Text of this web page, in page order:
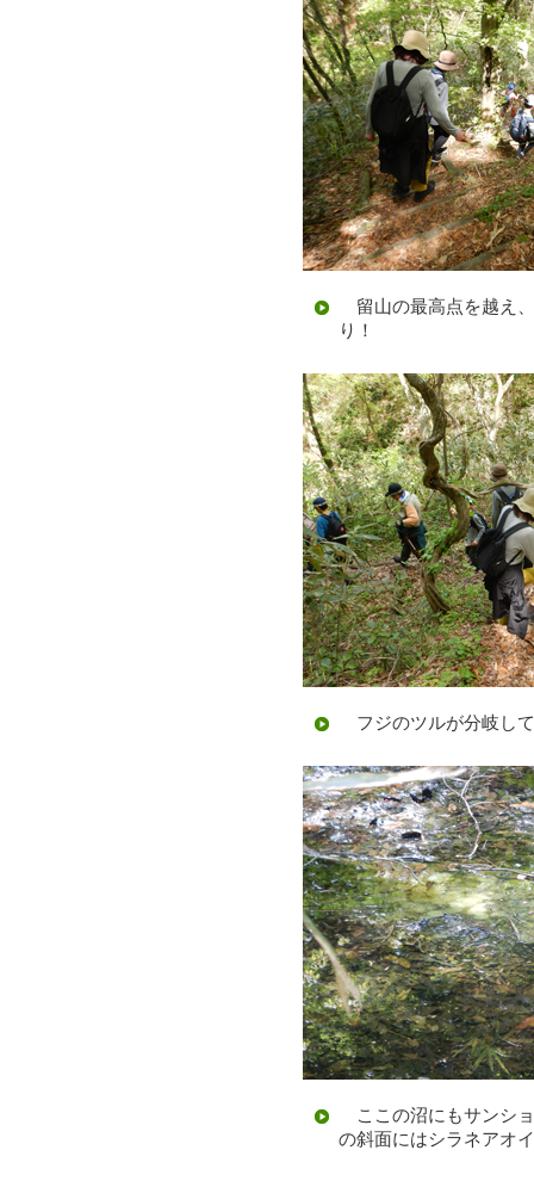
留山の最高点を越え
り！
フジのツルが分岐し
ここの沼にもサンシ
の斜面にはシラネアオ